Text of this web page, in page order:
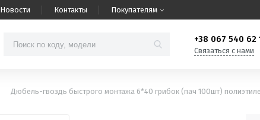
Новости Контакты Покупателям
+38 067 540 62
Связаться с нами
Дюбель-гвоздь быстрого монтажа 6*40 грибок (пач 100шт)